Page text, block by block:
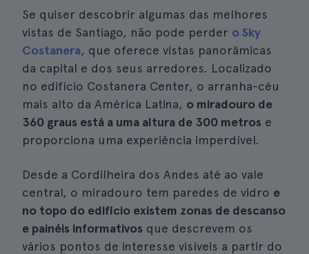
Se quiser descobrir algumas das melhores
vistas de Santiago, não pode perder o Sky
Costanera, que oferece vistas panorâmicas
da capital e dos seus arredores. Localizado
no edifício Costanera Center, o arranha-céu
mais alto da América Latina, o miradouro de
360 graus está a uma altura de 300 metros e
proporciona uma experiência imperdível.
Desde a Cordilheira dos Andes até ao vale
central, o miradouro tem paredes de vidro e
no topo do edifício existem zonas de descanso
e painéis informativos que descrevem os
vários pontos de interesse visíveis a partir do